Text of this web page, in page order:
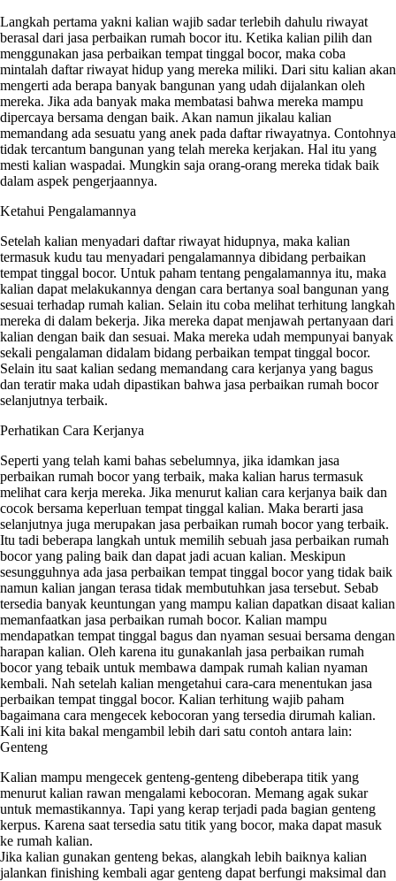
Langkah pertama yakni kalian wajib sadar terlebih dahulu riwayat
berasal dari jasa perbaikan rumah bocor itu. Ketika kalian pilih dan
menggunakan jasa perbaikan tempat tinggal bocor, maka coba
mintalah daftar riwayat hidup yang mereka miliki. Dari situ kalian akan
mengerti ada berapa banyak bangunan yang udah dijalankan oleh
mereka. Jika ada banyak maka membatasi bahwa mereka mampu
dipercaya bersama dengan baik. Akan namun jikalau kalian
memandang ada sesuatu yang anek pada daftar riwayatnya. Contohnya
tidak tercantum bangunan yang telah mereka kerjakan. Hal itu yang
mesti kalian waspadai. Mungkin saja orang-orang mereka tidak baik
dalam aspek pengerjaannya.
Ketahui Pengalamannya
Setelah kalian menyadari daftar riwayat hidupnya, maka kalian
termasuk kudu tau menyadari pengalamannya dibidang perbaikan
tempat tinggal bocor. Untuk paham tentang pengalamannya itu, maka
kalian dapat melakukannya dengan cara bertanya soal bangunan yang
sesuai terhadap rumah kalian. Selain itu coba melihat terhitung langkah
mereka di dalam bekerja. Jika mereka dapat menjawah pertanyaan dari
kalian dengan baik dan sesuai. Maka mereka udah mempunyai banyak
sekali pengalaman didalam bidang perbaikan tempat tinggal bocor.
Selain itu saat kalian sedang memandang cara kerjanya yang bagus
dan teratir maka udah dipastikan bahwa jasa perbaikan rumah bocor
selanjutnya terbaik.
Perhatikan Cara Kerjanya
Seperti yang telah kami bahas sebelumnya, jika idamkan jasa
perbaikan rumah bocor yang terbaik, maka kalian harus termasuk
melihat cara kerja mereka. Jika menurut kalian cara kerjanya baik dan
cocok bersama keperluan tempat tinggal kalian. Maka berarti jasa
selanjutnya juga merupakan jasa perbaikan rumah bocor yang terbaik.
Itu tadi beberapa langkah untuk memilih sebuah jasa perbaikan rumah
bocor yang paling baik dan dapat jadi acuan kalian. Meskipun
sesungguhnya ada jasa perbaikan tempat tinggal bocor yang tidak baik
namun kalian jangan terasa tidak membutuhkan jasa tersebut. Sebab
tersedia banyak keuntungan yang mampu kalian dapatkan disaat kalian
memanfaatkan jasa perbaikan rumah bocor. Kalian mampu
mendapatkan tempat tinggal bagus dan nyaman sesuai bersama dengan
harapan kalian. Oleh karena itu gunakanlah jasa perbaikan rumah
bocor yang tebaik untuk membawa dampak rumah kalian nyaman
kembali. Nah setelah kalian mengetahui cara-cara menentukan jasa
perbaikan tempat tinggal bocor. Kalian terhitung wajib paham
bagaimana cara mengecek kebocoran yang tersedia dirumah kalian.
Kali ini kita bakal mengambil lebih dari satu contoh antara lain:
Genteng
Kalian mampu mengecek genteng-genteng dibeberapa titik yang
menurut kalian rawan mengalami kebocoran. Memang agak sukar
untuk memastikannya. Tapi yang kerap terjadi pada bagian genteng
kerpus. Karena saat tersedia satu titik yang bocor, maka dapat masuk
ke rumah kalian.
Jika kalian gunakan genteng bekas, alangkah lebih baiknya kalian
jalankan finishing kembali agar genteng dapat berfungi maksimal dan